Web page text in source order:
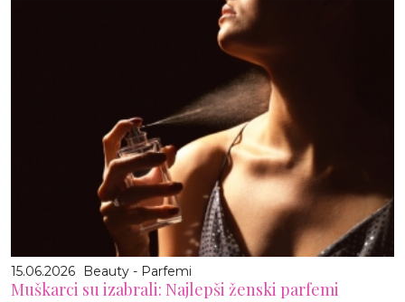
15.06.2026 Beauty - Parfemi
Muškarci su izabrali: Najlepši ženski parfemi